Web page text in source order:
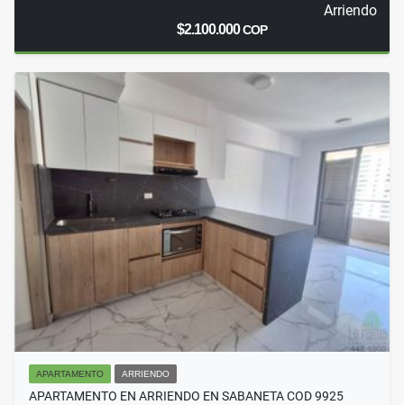
Arriendo
$2.100.000COP
APARTAMENTO ARRIENDO
APARTAMENTO EN ARRIENDO EN SABANETA COD 9925